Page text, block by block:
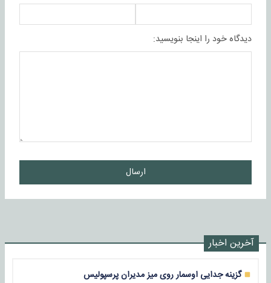
دیدگاه خود را اینجا بنویسید:
ارسال
آخرین اخبار
گزینه جدایی اوسمار روی میز مدیران پرسپولیس